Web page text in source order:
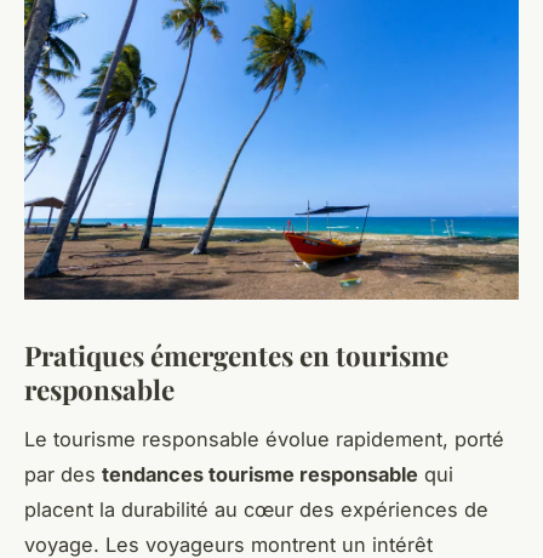
Pratiques émergentes en tourisme
responsable
Le tourisme responsable évolue rapidement, porté
par des tendances tourisme responsable qui
placent la durabilité au cœur des expériences de
voyage. Les voyageurs montrent un intérêt